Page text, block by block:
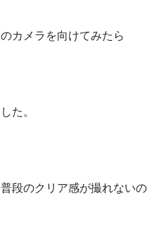
カメラを向けてみたら
た。
段のクリア感が撮れないの